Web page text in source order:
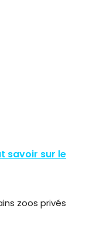
savoir sur le
zoos privés